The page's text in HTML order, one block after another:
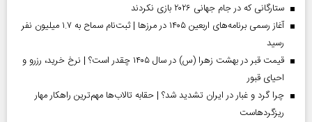
ستارگانی که در جام جهانی ۲۰۲۶ بازی نکردند
آغاز رسمی برنامه‌های اربعین ۱۴۰۵ در مرز‌ها | ثبت‌نام سماح به ۱.۷ میلیون نفر
رسید
قیمت قبر در بهشت زهرا (س) در سال ۱۴۰۵ چقدر است؟ | نرخ خرید، رزرو و
احیای قبور
چرا گرد و غبار در ایران تشدید شد؟ | حقابه تالاب‌ها مهم‌ترین راهکار مهار
ریزگردهاست